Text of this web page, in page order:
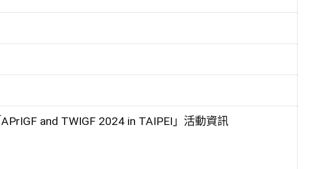
and TWIGF 2024 in TAIPEI」活動資訊